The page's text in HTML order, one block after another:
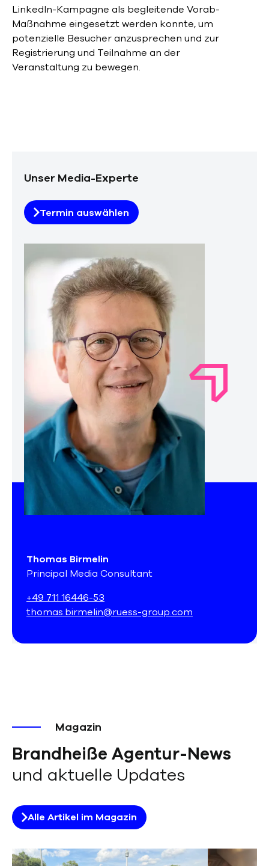
LinkedIn-Kampagne als begleitende Vorab-
Maßnahme eingesetzt werden konnte, um
potenzielle Besucher anzusprechen und zur
Registrierung und Teilnahme an der
Veranstaltung zu bewegen.
Unser Media-Experte
Termin auswählen
Thomas Birmelin
Principal Media Consultant
+49 711 16446-53
thomas.birmelin@ruess-group.com
Magazin
Brandheiße Agentur-News
und aktuelle Updates
Alle Artikel im Magazin